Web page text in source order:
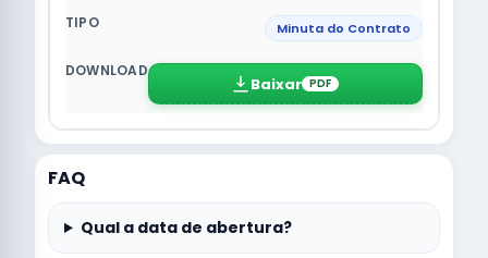
Minuta do Contrato
Baixar PDF
FAQ
Qual a data de abertura?